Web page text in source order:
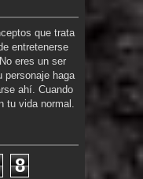
que trata
entretenerse
eres un ser
personaje haga
ahí. Cuando
tu vida normal.
8